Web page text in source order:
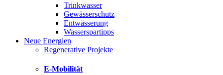
Trinkwasser
Gewässerschutz
Entwässerung
Wasserspartipps
Neue Energien
Regenerative Projekte
E-Mobilität